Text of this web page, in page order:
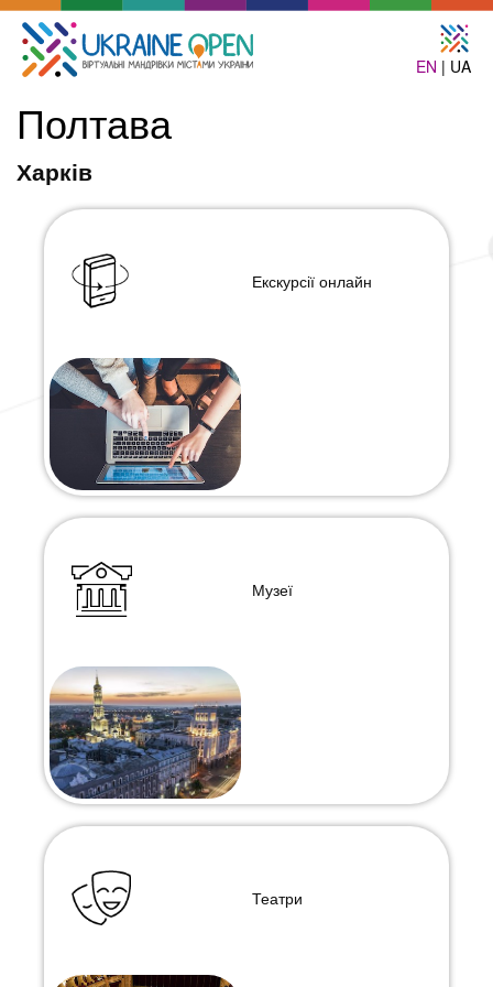
EN | UA
Полтава
Харків
Екскурсії онлайн
Музеї
Театри